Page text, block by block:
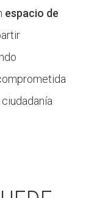
espacio de